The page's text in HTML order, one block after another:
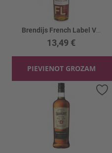
13,49 €
PIEVIENOT GROZAM